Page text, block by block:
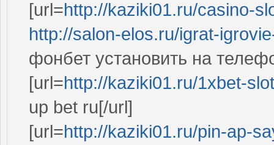
[url=http://kaziki01.ru/casino-
http://salon-elos.ru/igrat-
фонбет установить на
[url=http://kaziki01.ru/1xbet-
up bet ru[/url]
[url=http://kaziki01.ru/pin-ap-